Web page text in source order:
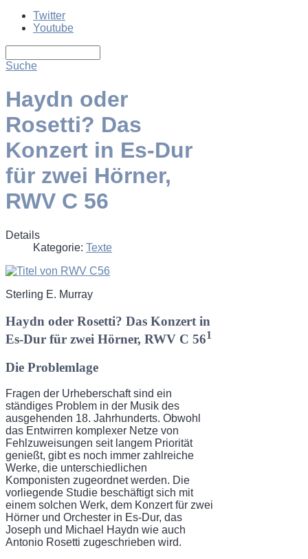
Twitter
Youtube
Suche
Haydn oder
Rosetti? Das
Konzert in Es-Dur
für zwei Hörner,
RWV C 56
Details
Kategorie: Texte
Sterling E. Murray
Haydn oder Rosetti? Das Konzert in
Es-Dur für zwei Hörner, RWV C 561
Die Problemlage
Fragen der Urheberschaft sind ein
ständiges Problem in der Musik des
ausgehenden 18. Jahr­hunderts. Obwohl
das Entwirren komplexer Netze von
Fehlzuweisungen seit langem Prio­rität
genießt, gibt es noch immer zahlreiche
Werke, die unterschiedlichen
Komponisten zugeordnet werden. Die
vorliegende Studie beschäftigt sich mit
einem solchen Werk, dem Konzert für zwei
Hörner und Orchester in Es-Dur, das
Joseph und Michael Haydn wie auch
Antonio Rosetti zugeschrieben wird.